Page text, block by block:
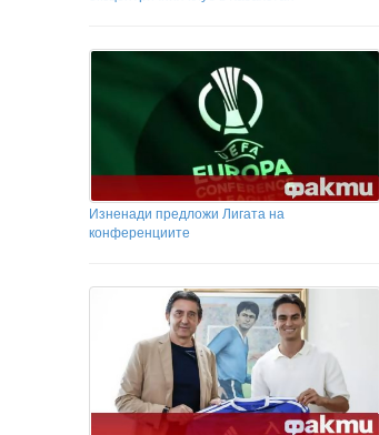
Изненади предложи Лигата на
конференциите